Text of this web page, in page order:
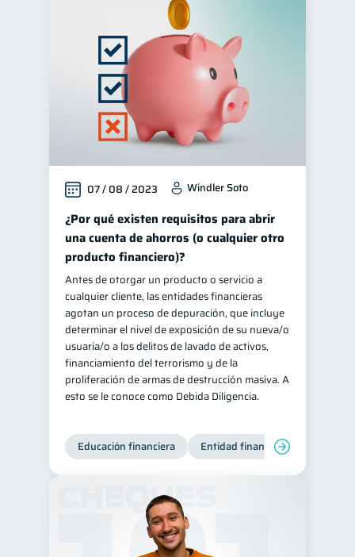
07 / 08 / 2023 Windler Soto
¿Por qué existen requisitos para abrir
una cuenta de ahorros (o cualquier otro
producto financiero)?
Antes de otorgar un producto o servicio a
cualquier cliente, las entidades financieras
agotan un proceso de depuración, que incluye
determinar el nivel de exposición de su nueva/o
usuaria/o a los delitos de lavado de activos,
financiamiento del terrorismo y de la
proliferación de armas de destrucción masiva. A
esto se le conoce como Debida Diligencia.
Educación financiera Entidad financiera